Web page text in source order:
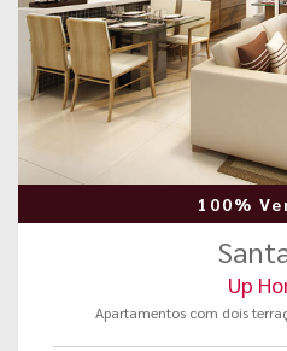
100%
Up
Apartamentos com dois